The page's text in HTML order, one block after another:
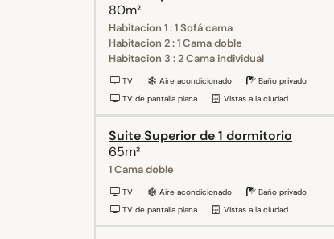
80m²
Habitacion 1 : 1 Sofá cama
Habitacion 2 : 1 Cama doble
Habitacion 3 : 2 Cama individual
TV Aire acondicionado
Baño privado
TV de pantalla plana
Vistas a la ciudad
Suite Superior de 1 dormitorio
65m²
1 Cama doble
TV Aire acondicionado
Baño privado
TV de pantalla plana
Vistas a la ciudad